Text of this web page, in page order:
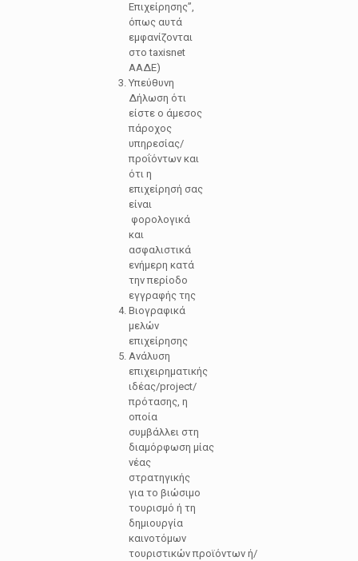
Επιχείρησης”,
όπως αυτά
εμφανίζονται
στο taxisnet
ΑΑΔΕ)
Υπεύθυνη
Δήλωση ότι
είστε ο άμεσος
πάροχος
υπηρεσίας/
προΐόντων και
ότι η
επιχείρησή σας
είναι
φορολογικά
και
ασφαλιστικά
ενήμερη κατά
την περίοδο
εγγραφής της
Βιογραφικά
μελών
επιχείρησης
Ανάλυση
επιχειρηματικής
ιδέας/project/
πρότασης, η
οποία
συμβάλλει στη
διαμόρφωση μίας
νέας
στρατηγικής
για το βιώσιμο
τουρισμό ή τη
δημιουργία
καινοτόμων
τουριστικών προϊόντων ή/